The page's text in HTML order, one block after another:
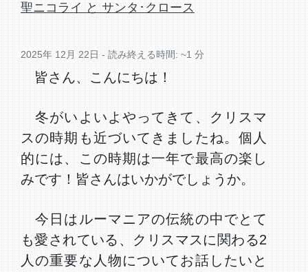
聖ニコライ と サンタ･クロース
2025年 12月 22日 - 読み終える時間: ~1 分
皆さん、こんにちは！
冬がいよいよやってきて、クリスマ
スの時期も近づいてきましたね。個人
的には、この時期は一年で最高の楽し
みです！皆さんはいかがでしょうか。
今日はルーマニアの伝統の中でとて
も愛されている、クリスマスに関わる2
人の重要な人物についてお話したいと